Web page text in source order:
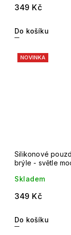
349 Kč
Do košíku
NOVINKA
Silikonové
brýle - světle
Skladem
349 Kč
Do košíku